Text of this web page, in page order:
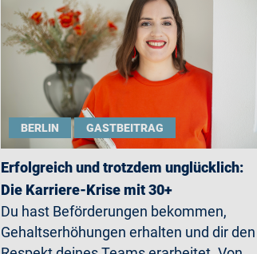
BERLIN GASTBEITRAG
Erfolgreich und trotzdem unglücklich:
Die Karriere-Krise mit 30+
Du hast Beförderungen bekommen,
Gehaltserhöhungen erhalten und dir den